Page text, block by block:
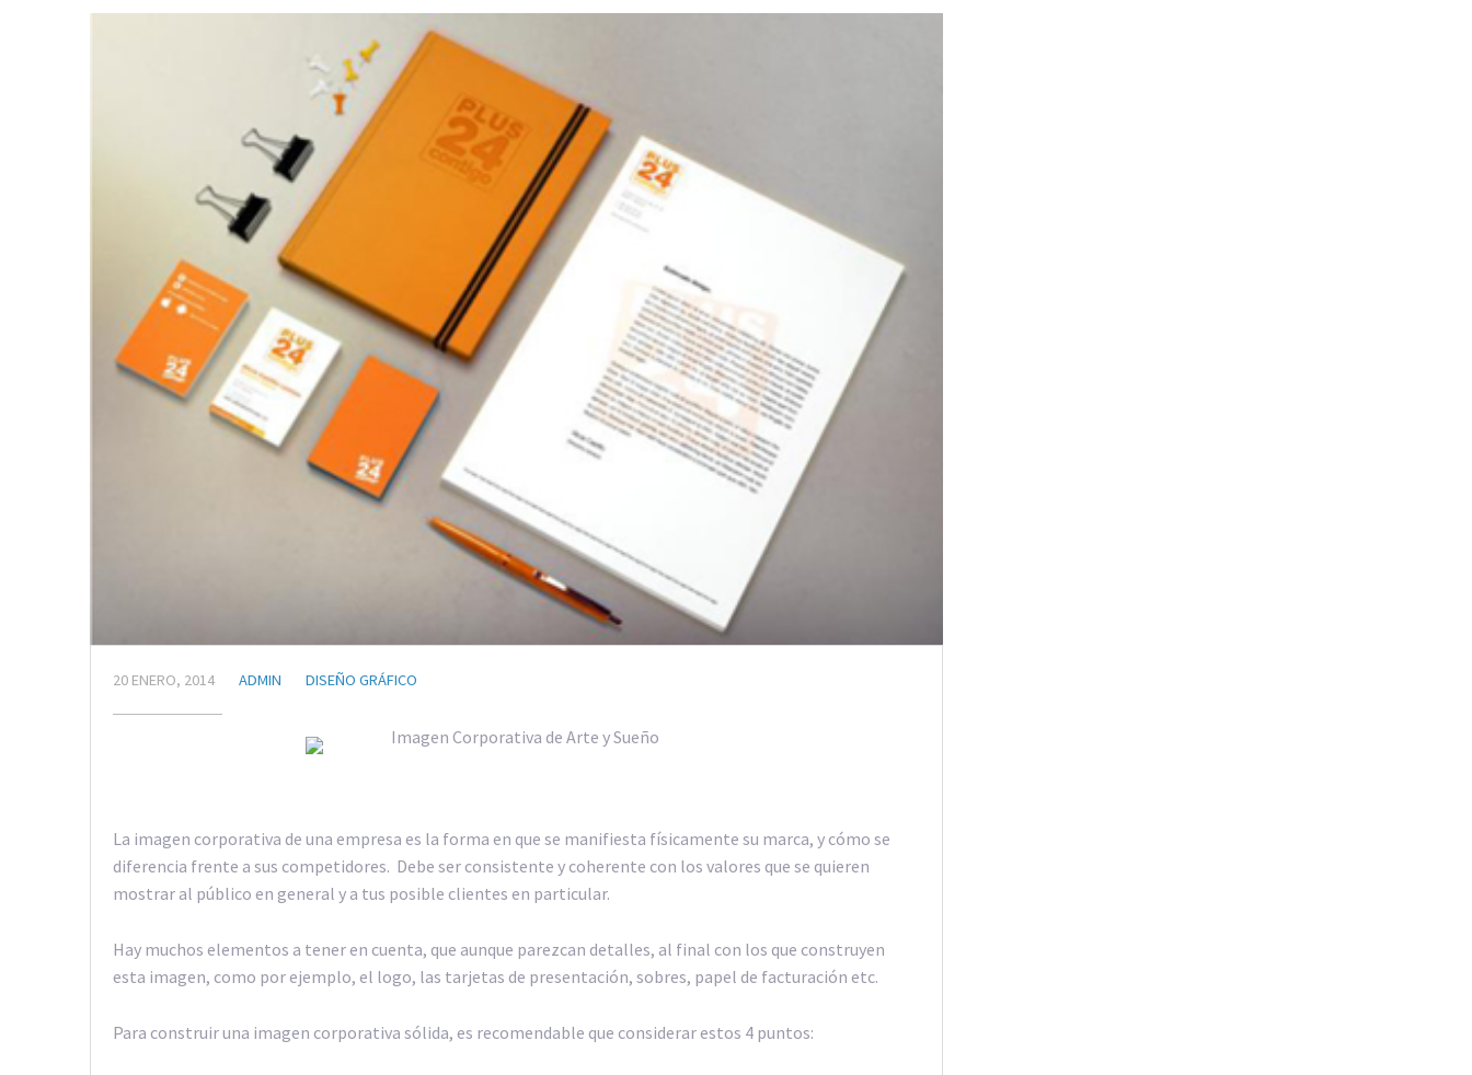
20 ENERO, 2014 ADMIN DISEÑO GRÁFICO
La imagen corporativa de una empresa es la forma en que se manifiesta físicamente su marca, y cómo se
diferencia frente a sus competidores. Debe ser consistente y coherente con los valores que se quieren
mostrar al público en general y a tus posible clientes en particular.
Hay muchos elementos a tener en cuenta, que aunque parezcan detalles, al final con los que construyen
esta imagen, como por ejemplo, el logo, las tarjetas de presentación, sobres, papel de facturación etc.
Para construir una imagen corporativa sólida, es recomendable que considerar estos 4 puntos: